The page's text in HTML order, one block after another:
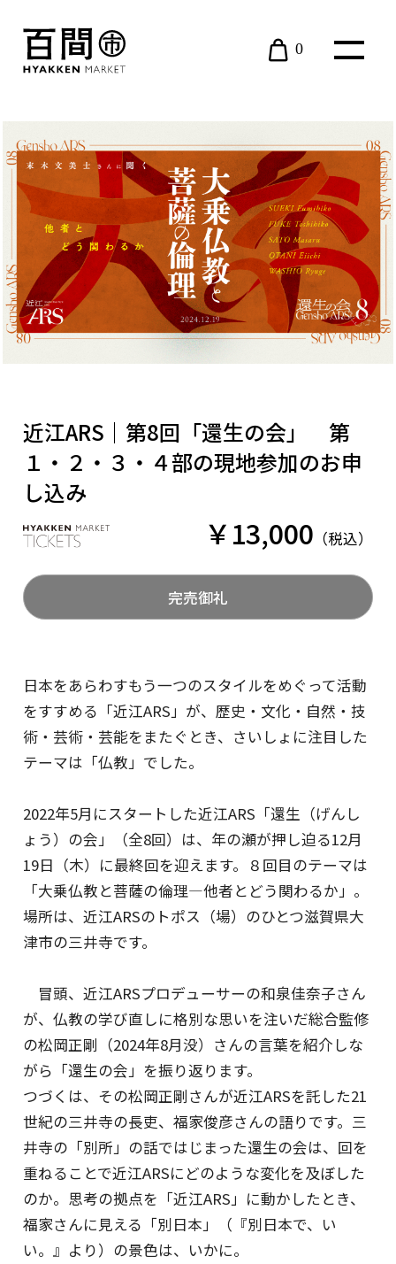
0
現在カート内に商品はございません。
BOOK
近江ARS
EDIT COFFEE
プライバシーポリシー
特定商取引法に基づく表記
ご利用規約
お問い合わせ
近江ARS｜第8回「還生の会」 第
１・２・３・４部の現地参加のお申
し込み
￥13,000 税込
完売御礼
日本をあらわすもう一つのスタイルをめぐって活動
をすすめる「近江ARS」が、歴史・文化・自然・技
術・芸術・芸能をまたぐとき、さいしょに注目した
テーマは「仏教」でした。
2022年5月にスタートした近江ARS「還生（げんし
ょう）の会」（全8回）は、年の瀬が押し迫る12月
19日（木）に最終回を迎えます。８回目のテーマは
「大乗仏教と菩薩の倫理―他者とどう関わるか」。
場所は、近江ARSのトポス（場）のひとつ滋賀県大
津市の三井寺です。
冒頭、近江ARSプロデューサーの和泉佳奈子さん
が、仏教の学び直しに格別な思いを注いだ総合監修
の松岡正剛（2024年8月没）さんの言葉を紹介しな
がら「還生の会」を振り返ります。
つづくは、その松岡正剛さんが近江ARSを託した21
世紀の三井寺の長吏、福家俊彦さんの語りです。三
井寺の「別所」の話ではじまった還生の会は、回を
重ねることで近江ARSにどのような変化を及ぼした
のか。思考の拠点を「近江ARS」に動かしたとき、
福家さんに見える「別日本」（『別日本で、い
い。』より）の景色は、いかに。